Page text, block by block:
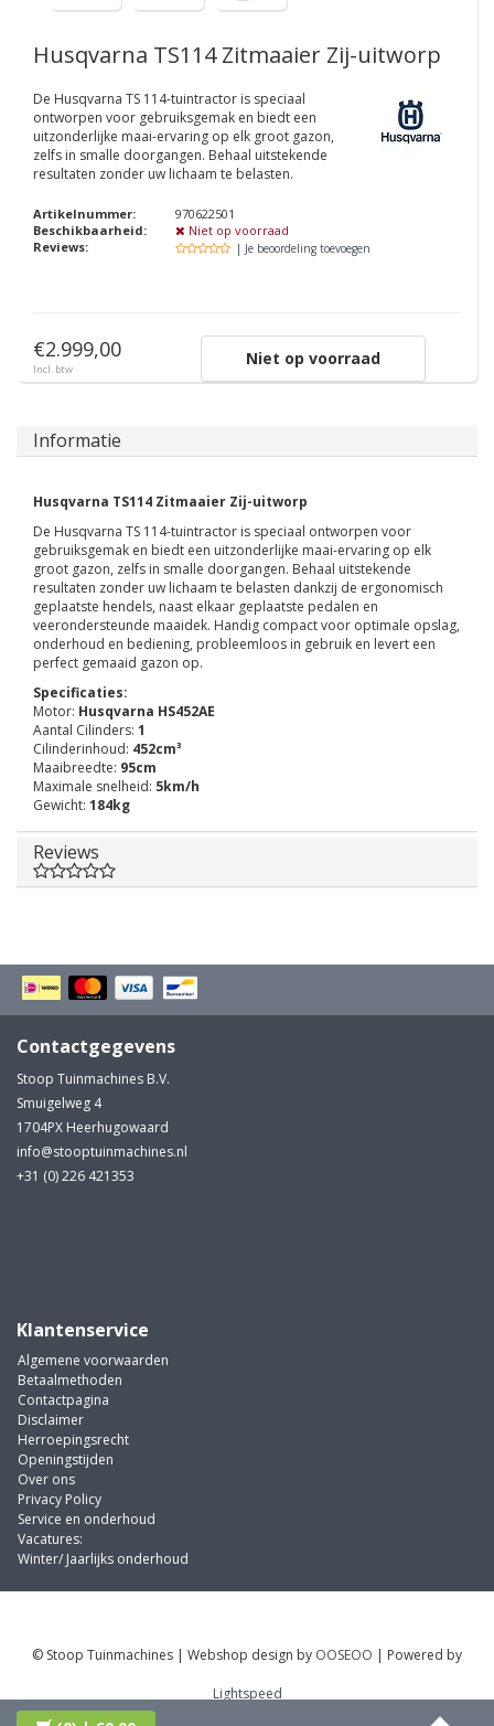
Husqvarna TS114 Zitmaaier Zij-uitworp
De Husqvarna TS 114-tuintractor is speciaal
ontworpen voor gebruiksgemak en biedt een
uitzonderlijke maai-ervaring op elk groot gazon,
zelfs in smalle doorgangen. Behaal uitstekende
resultaten zonder uw lichaam te belasten.
Artikelnummer:
970622501
Beschikbaarheid:
Niet op voorraad
Reviews:
| Je beoordeling toevoegen
€2.999,00
Incl. btw
Niet op voorraad
Informatie
Husqvarna TS114 Zitmaaier Zij-uitworp
De Husqvarna TS 114-tuintractor is speciaal ontworpen voor
gebruiksgemak en biedt een uitzonderlijke maai-ervaring op elk
groot gazon, zelfs in smalle doorgangen. Behaal uitstekende
resultaten zonder uw lichaam te belasten dankzij de ergonomisch
geplaatste hendels, naast elkaar geplaatste pedalen en
veerondersteunde maaidek. Handig compact voor optimale opslag,
onderhoud en bediening, probleemloos in gebruik en levert een
perfect gemaaid gazon op.
Specificaties:
Motor: Husqvarna HS452AE
Aantal Cilinders: 1
Cilinderinhoud: 452cm³
Maaibreedte: 95cm
Maximale snelheid: 5km/h
Gewicht: 184kg
Reviews
Contactgegevens
Stoop Tuinmachines B.V.
Smuigelweg 4
1704PX Heerhugowaard
info@stooptuinmachines.nl
+31 (0) 226 421353
Klantenservice
Algemene voorwaarden
Betaalmethoden
Contactpagina
Disclaimer
Herroepingsrecht
Openingstijden
Over ons
Privacy Policy
Service en onderhoud
Vacatures:
Winter/ Jaarlijks onderhoud
© Stoop Tuinmachines | Webshop design by OOSEOO | Powered by
Lightspeed